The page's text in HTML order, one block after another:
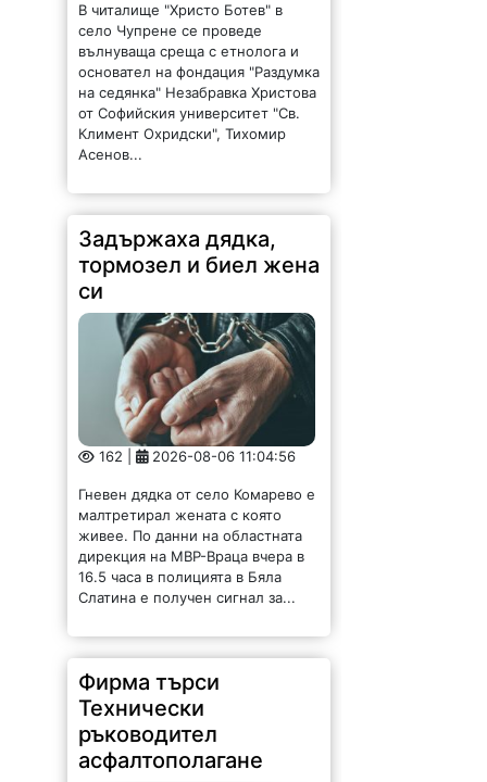
В читалище "Христо Ботев" в
село Чупрене се проведе
вълнуваща среща с етнолога и
основател на фондация "Раздумка
на седянка" Незабравка Христова
от Софийския университет "Св.
Климент Охридски", Тихомир
Асенов...
Задържаха дядка,
тормозел и биел жена
си
162 | 2026-08-06 11:04:56
Гневен дядка от село Комарево е
малтретирал жената с която
живее. По данни на областната
дирекция на МВР-Враца вчера в
16.5 часа в полицията в Бяла
Слатина е получен сигнал за...
Фирма търси
Технически
ръководител
асфалтополагане